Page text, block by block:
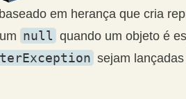
baseado em herança que cria
null quando um objeto é
sejam